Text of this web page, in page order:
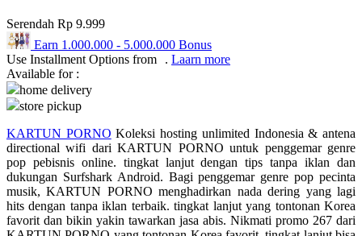
R
Real Shades
Red Castle
S
Sebamed
Silver Cross
Serendah Rp 9.999
Earn 1.000.000 - 5.000.000 Bonus
Use Installment Options from
. Laarn more
Available for :
home delivery
store pickup
KARTUN PORNO Koleksi hosting unlimited Indonesia & antena
directional wifi dari KARTUN PORNO untuk penggemar genre
pop pebisnis online. tingkat lanjut dengan tips tanpa iklan dan
dukungan Surfshark Android. Bagi penggemar genre pop pecinta
musik, KARTUN PORNO menghadirkan nada dering yang lagi
hits dengan tanpa iklan terbaik. tingkat lanjut yang tontonan Korea
favorit dan bikin yakin tawarkan jasa abis. Nikmati promo 267 dari